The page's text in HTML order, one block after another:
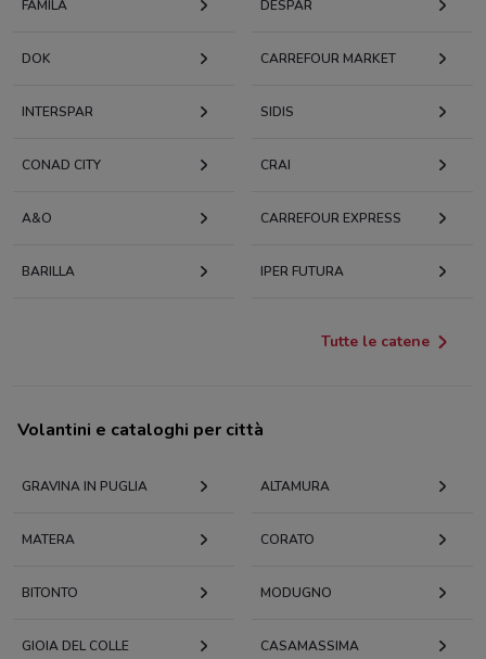
FAMILA DESPAR
DOK CARREFOUR MARKET
INTERSPAR SIDIS
CONAD CITY CRAI
A&O CARREFOUR EXPRESS
BARILLA IPER FUTURA
Tutte le catene
Volantini e cataloghi per città
GRAVINA IN PUGLIA ALTAMURA
MATERA CORATO
BITONTO MODUGNO
GIOIA DEL COLLE CASAMASSIMA